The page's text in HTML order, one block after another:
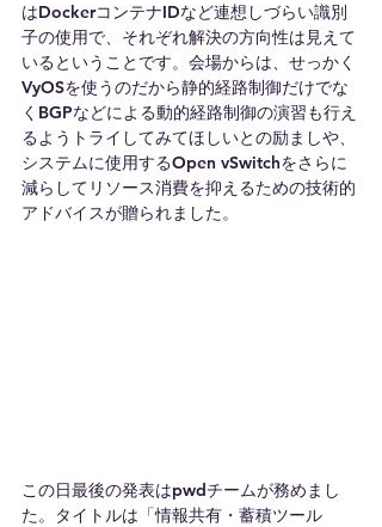
はDockerコンテナIDなど連想しづらい識別
子の使用で、それぞれ解決の方向性は見えて
いるということです。会場からは、せっかく
VyOSを使うのだから静的経路制御だけでな
くBGPなどによる動的経路制御の演習も行え
るようトライしてみてほしいとの励ましや、
システムに使用するOpen vSwitchをさらに
減らしてリソース消費を抑えるための技術的
アドバイスが贈られました。
この日最後の発表はpwdチームが務めまし
た。タイトルは「情報共有・蓄積ツール